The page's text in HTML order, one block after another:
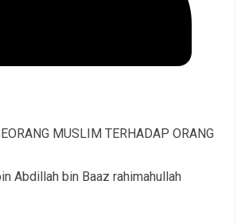
MUSLIM TERHADAP ORANG
Abdillah bin Baaz rahimahullah